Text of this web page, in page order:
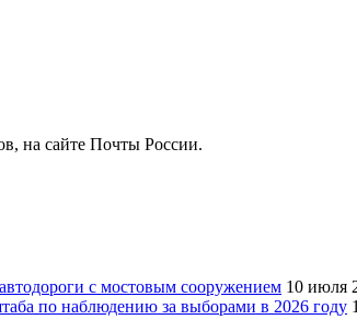
на сайте Почты России.
с мостовым сооружением 10 июля
по наблюдению за выборами в 2026 году